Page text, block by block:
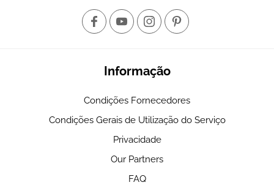
Informação
Condições Fornecedores
Condições Gerais de Utilização do Serviço
Privacidade
Our Partners
FAQ